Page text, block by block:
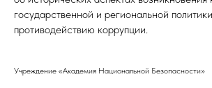
государственной и региональной
противодействию коррупции.
Учреждение «Академия Национальной Безопасности»